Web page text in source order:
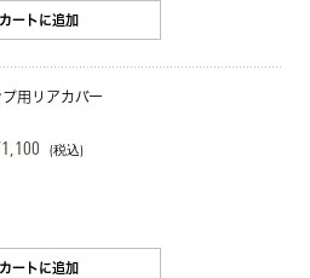
カートに追加
用リアカバー
(税込)
カートに追加